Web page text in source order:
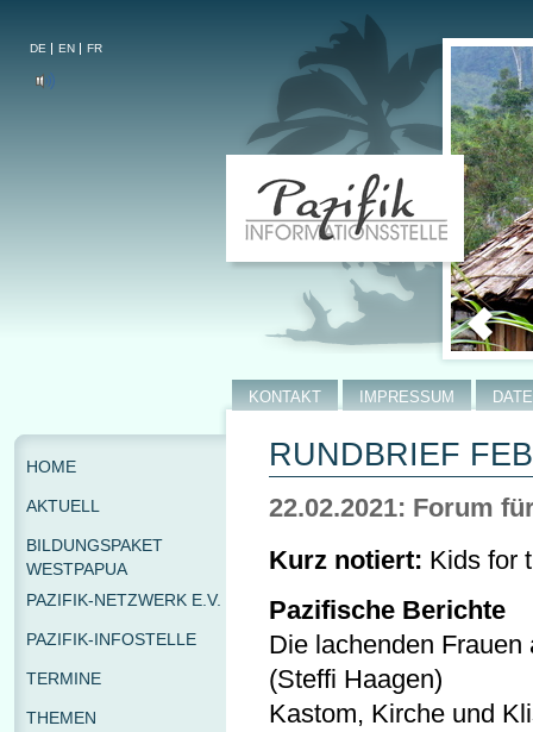
DE EN FR
RUNDBRIEF
22.02.2021: Forum
Kurz notiert: Kids for
Pazifische Berichte
Die lachenden
(Steffi Haagen)
Kastom, Kirche und
KONTAKT IMPRESSUM
HOME
AKTUELL
BILDUNGSPAKET
WESTPAPUA
PAZIFIK-NETZWERK E.V.
PAZIFIK-INFOSTELLE
TERMINE
THEMEN